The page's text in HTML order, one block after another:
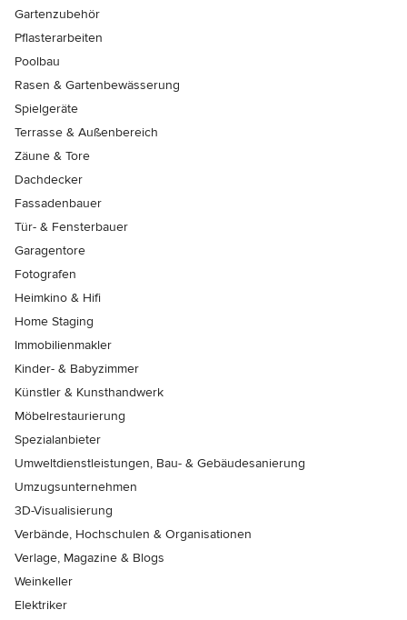
Gartenzubehör
Pflasterarbeiten
Poolbau
Rasen & Gartenbewässerung
Spielgeräte
Terrasse & Außenbereich
Zäune & Tore
Dachdecker
Fassadenbauer
Tür- & Fensterbauer
Garagentore
Fotografen
Heimkino & Hifi
Home Staging
Immobilienmakler
Kinder- & Babyzimmer
Künstler & Kunsthandwerk
Möbelrestaurierung
Spezialanbieter
Umweltdienstleistungen, Bau- & Gebäudesanierung
Umzugsunternehmen
3D-Visualisierung
Verbände, Hochschulen & Organisationen
Verlage, Magazine & Blogs
Weinkeller
Elektriker